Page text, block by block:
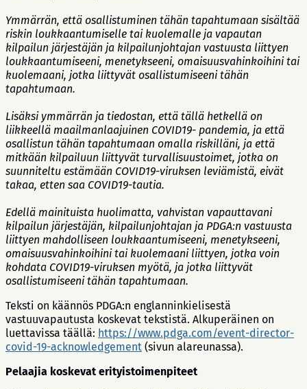
Ymmärrän, että osallistuminen tähän tapahtumaan sisältää
riskin loukkaantumiselle tai kuolemalle ja vapautan
kilpailun järjestäjän ja kilpailunjohtajan vastuusta liittyen
loukkaantumiseeni, menetykseeni, omaisuusvahinkoihini tai
kuolemaani, jotka liittyvät osallistumiseeni tähän
tapahtumaan.
Lisäksi ymmärrän ja tiedostan, että tällä hetkellä on
liikkeellä maailmanlaajuinen COVID19- pandemia, ja että
osallistun tähän tapahtumaan omalla riskilläni, ja että
mitkään kilpailuun liittyvät turvallisuustoimet, jotka on
suunniteltu estämään COVID19-viruksen leviämistä, eivät
takaa, etten saa COVID19-tautia.
Edellä mainituista huolimatta, vahvistan vapauttavani
kilpailun järjestäjän, kilpailunjohtajan ja PDGA:n vastuusta
liittyen mahdolliseen loukkaantumiseeni, menetykseeni,
omaisuusvahinkoihini tai kuolemaani liittyen, jotka voin
kohdata COVID19-viruksen myötä, ja jotka liittyvät
osallistumiseeni tähän tapahtumaan.
Teksti on käännös PDGA:n englanninkielisestä
vastuuvapautusta koskevat tekstistä. Alkuperäinen on
luettavissa täällä: https://www.pdga.com/event-director-
covid-19-acknowledgement (sivun alareunassa).
Pelaajia koskevat erityistoimenpiteet